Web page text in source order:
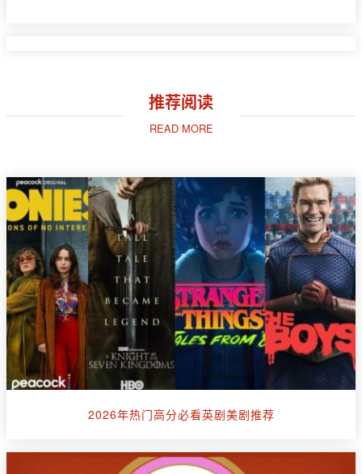
推荐阅读
READ MORE
2026年热门高分必看英剧美剧推荐